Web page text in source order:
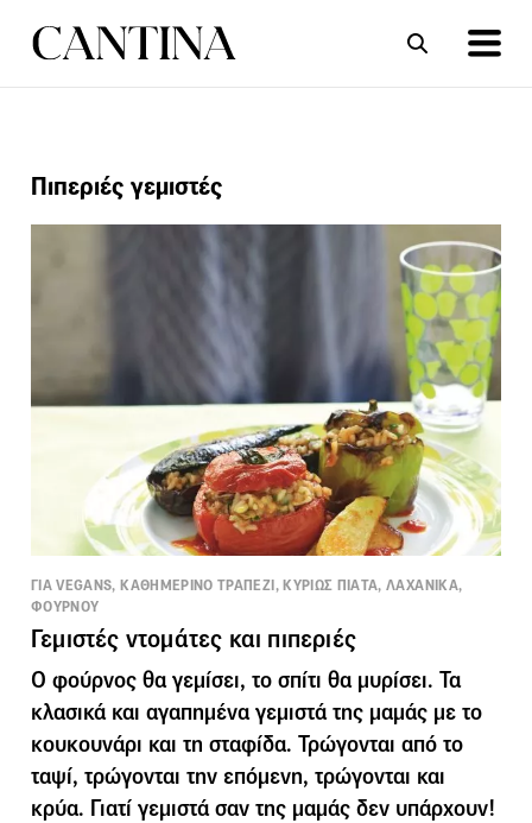
Πιπεριές γεμιστές
ΓΙΑ VEGANS, ΚΑΘΗΜΕΡΙΝΟ ΤΡΑΠΕΖΙ, ΚΥΡΙΩΣ ΠΙΑΤΑ, ΛΑΧΑΝΙΚΑ,
ΦΟΥΡΝΟΥ
Γεμιστές ντομάτες και πιπεριές
Ο φούρνος θα γεμίσει, το σπίτι θα μυρίσει. Τα
κλασικά και αγαπημένα γεμιστά της μαμάς με το
κουκουνάρι και τη σταφίδα. Τρώγονται από το
ταψί, τρώγονται την επόμενη, τρώγονται και
κρύα. Γιατί γεμιστά σαν της μαμάς δεν υπάρχουν!